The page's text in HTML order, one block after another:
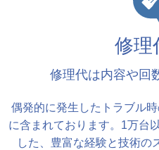
修理
修理代は内容や回
偶発的に発生したトラブル
に含まれております。1万台
した、豊富な経験と技術の